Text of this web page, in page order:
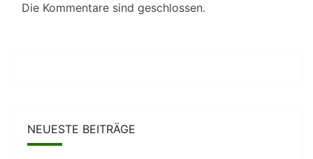
Die Kommentare sind geschlossen.
NEUESTE BEITRÄGE